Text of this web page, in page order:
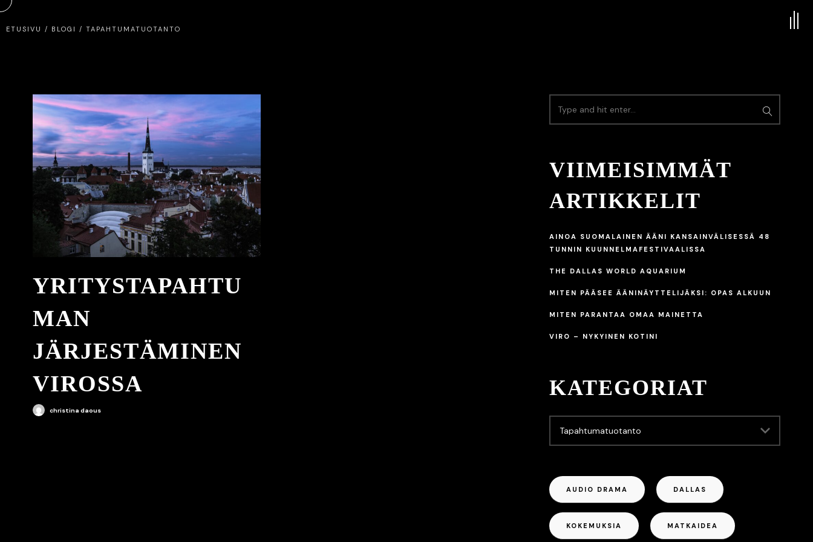
ETUSIVU / BLOGI / TAPAHTUMATUOTANTO
YRITYSTAPAHTU
MAN
JÄRJESTÄMINEN
VIROSSA
christina daous
VIIMEISIMMÄT
ARTIKKELIT
AINOA SUOMALAINEN ÄÄNI KANSAINVÄLISESSÄ 48
TUNNIN KUUNNELMAFESTIVAALISSA
THE DALLAS WORLD AQUARIUM
MITEN PÄÄSEE ÄÄNINÄYTTELIJÄKSI: OPAS ALKUUN
MITEN PARANTAA OMAA MAINETTA
VIRO – NYKYINEN KOTINI
KATEGORIAT
AUDIO DRAMA DALLAS
KOKEMUKSIA MATKAIDEA